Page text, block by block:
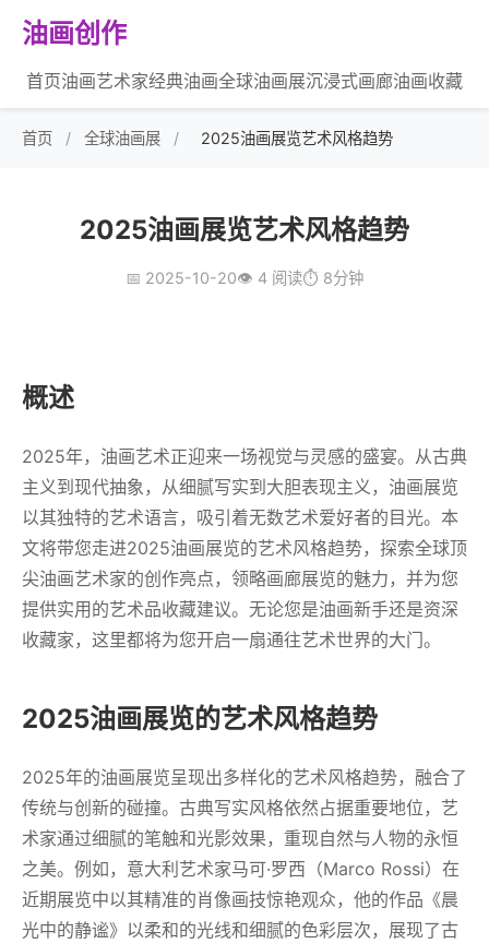
油画创作
首页油画艺术家经典油画全球油画展沉浸式画廊油画收藏
首页 / 全球油画展 / 2025油画展览艺术风格趋势
2025油画展览艺术风格趋势
📅 2025-10-20👁️ 4 阅读⏱️ 8分钟
概述
2025年，油画艺术正迎来一场视觉与灵感的盛宴。从古典
主义到现代抽象，从细腻写实到大胆表现主义，油画展览
以其独特的艺术语言，吸引着无数艺术爱好者的目光。本
文将带您走进2025油画展览的艺术风格趋势，探索全球顶
尖油画艺术家的创作亮点，领略画廊展览的魅力，并为您
提供实用的艺术品收藏建议。无论您是油画新手还是资深
收藏家，这里都将为您开启一扇通往艺术世界的大门。
2025油画展览的艺术风格趋势
2025年的油画展览呈现出多样化的艺术风格趋势，融合了
传统与创新的碰撞。古典写实风格依然占据重要地位，艺
术家通过细腻的笔触和光影效果，重现自然与人物的永恒
之美。例如，意大利艺术家马可·罗西（Marco Rossi）在
近期展览中以其精准的肖像画技惊艳观众，他的作品《晨
光中的静谧》以柔和的光线和细腻的色彩层次，展现了古